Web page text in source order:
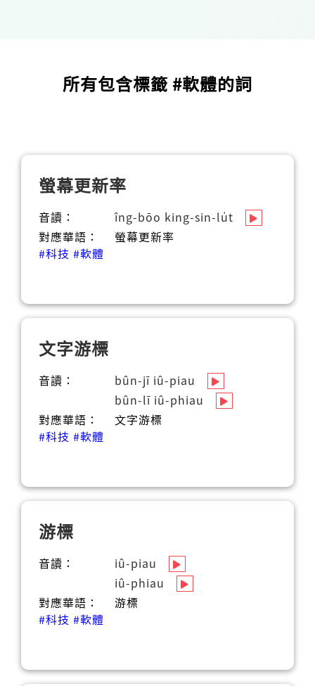
所有包含標籤 #軟體的詞
螢幕更新率
音讀：
îng-bōo king-sin-lu̍t
對應華語：
螢幕更新率
#科技 #軟體
文字游標
音讀：
bûn-jī iû-piau
bûn-lī iû-phiau
對應華語：
文字游標
#科技 #軟體
游標
音讀：
iû-piau
iû-phiau
對應華語：
游標
#科技 #軟體